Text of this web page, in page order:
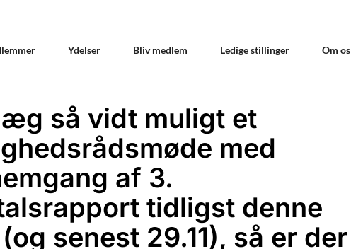
Ydelser Bliv medlem Ledige stillinger Om os
så vidt muligt et
med
af 3.
tidligst denne
senest 29.11), så er der